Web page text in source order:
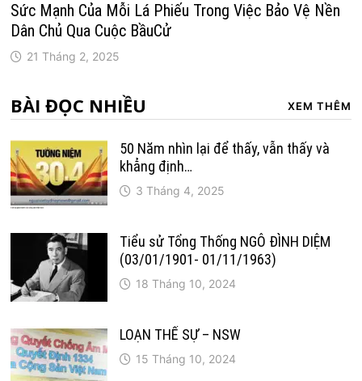
Sức Mạnh Của Mỗi Lá Phiếu Trong Việc Bảo Vệ Nền
Dân Chủ Qua Cuộc BầuCử
21 Tháng 2, 2025
BÀI ĐỌC NHIỀU XEM THÊM
50 Năm nhìn lại để thấy, vẫn thấy và
khẳng định…
3 Tháng 4, 2025
Tiểu sử Tổng Thống NGÔ ĐÌNH DIỆM
(03/01/1901- 01/11/1963)
18 Tháng 10, 2024
LOẠN THẾ SỰ – NSW
15 Tháng 10, 2024